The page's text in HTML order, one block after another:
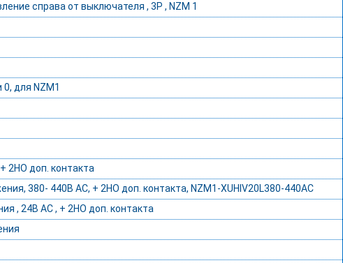
справа от выключателя , 3P , NZM 1
для NZM1
2НО доп. контакта
380- 440В AC, + 2НО доп. контакта, NZM1-XUHIV20L380-440AC
, 24В AC , + 2НО доп. контакта